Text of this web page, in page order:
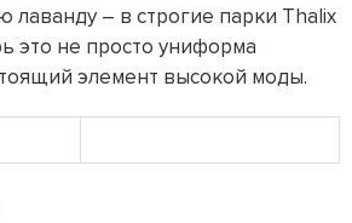
лаванду – в строгие парки Thalix
это не просто униформа
элемент высокой моды.